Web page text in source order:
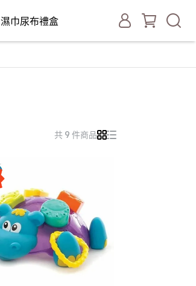
濕巾尿布禮盒
共 9 件商品